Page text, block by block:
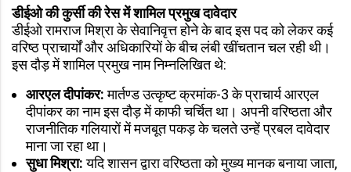
डीईओ की कुर्सी की रेस में शामिल प्रमुख दावेदार
डीईओ रामराज मिश्रा के सेवानिवृत्त होने के बाद इस पद को लेकर कई
वरिष्ठ प्राचार्यों और अधिकारियों के बीच लंबी खींचतान चल रही थी।
इस दौड़ में शामिल प्रमुख नाम निम्नलिखित थे:
आरएल दीपांकर:मार्तण्ड उत्कृष्ट क्रमांक-3 के प्राचार्य आरएल
दीपांकर का नाम इस दौड़ में काफी चर्चित था। अपनी वरिष्ठता और
राजनीतिक गलियारों में मजबूत पकड़ के चलते उन्हें प्रबल दावेदार
माना जा रहा था।
सुधा मिश्रा:यदि शासन द्वारा वरिष्ठता को मुख्य मानक बनाया जाता,